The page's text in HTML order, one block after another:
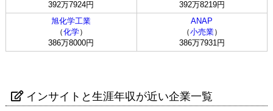
392万7924円
392万8219円
旭化学工業
（化学）
386万8000円
ANAP
（小売業）
386万7931円
インサイトと生涯年収が近い企業一覧